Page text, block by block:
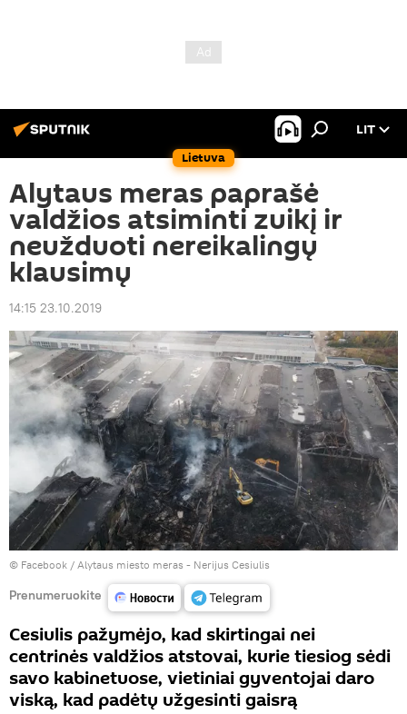
Lietuva
LIT
Alytaus meras paprašė
valdžios atsiminti zuikį ir
neužduoti nereikalingų
klausimų
14:15 23.10.2019
© Facebook / Alytaus miesto meras - Nerijus Cesiulis
Prenumeruokite
Cesiulis pažymėjo, kad skirtingai nei
centrinės valdžios atstovai, kurie tiesiog sėdi
savo kabinetuose, vietiniai gyventojai daro
viską, kad padėtų užgesinti gaisrą